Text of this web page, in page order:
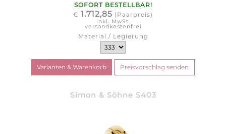
SOFORT BESTELLBAR!
€ 1.712,85 (Paarpreis)
inkl. MwSt.
versandkostenfrei
Material / Legierung
Simon & Söhne S403